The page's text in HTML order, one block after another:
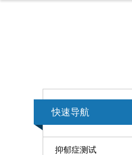
快速导航
抑郁症测试